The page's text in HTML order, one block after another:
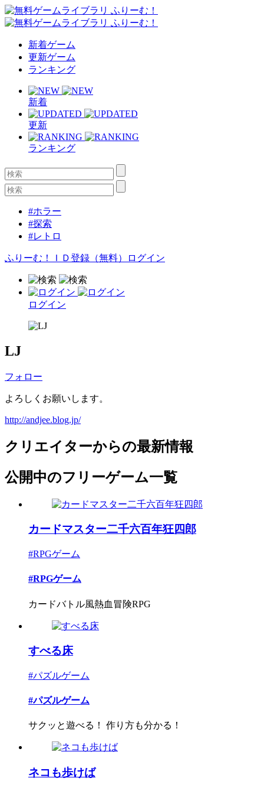
新着ゲーム
更新ゲーム
ランキング
新着
更新
ランキング
#ホラー
#探索
#レトロ
ふりーむ！ＩＤ登録（無料） ログイン
ログイン
LJ
フォロー
よろしくお願いします。
http://andjee.blog.jp/
クリエイターからの最新情報
公開中のフリーゲーム一覧
カードマスター二千六百年狂四郎
#RPGゲーム
#RPGゲーム
カードバトル風熱血冒険RPG
すべる床
#パズルゲーム
#パズルゲーム
サクッと遊べる！ 作り方も分かる！
ネコも歩けば